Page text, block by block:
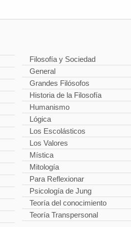
Filosofía y Sociedad
General
Grandes Filósofos
Historia de la Filosofía
Humanismo
Lógica
Los Escolásticos
Los Valores
Mística
Mitología
Para Reflexionar
Psicología de Jung
Teoría del conocimiento
Teoría Transpersonal